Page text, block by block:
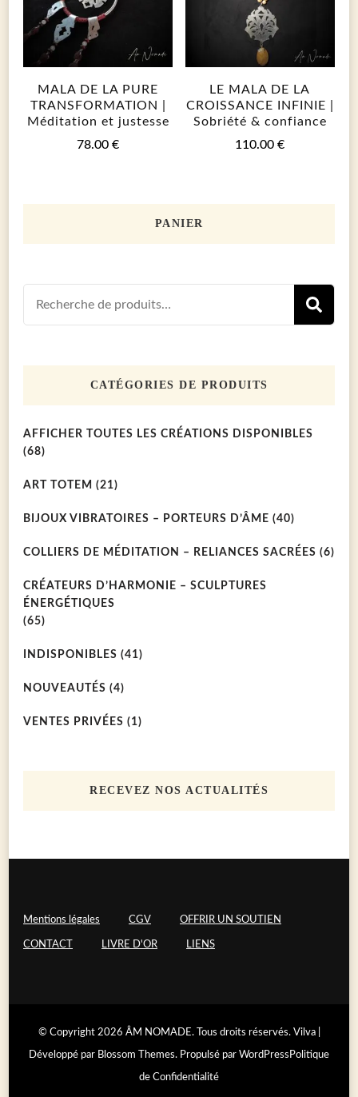
MALA DE LA PURE
TRANSFORMATION |
Méditation et justesse
78.00€
LE MALA DE LA
CROISSANCE INFINIE |
Sobriété & confiance
110.00€
PANIER
pour :
CATÉGORIES DE PRODUITS
AFFICHER TOUTES LES CRÉATIONS DISPONIBLES
(68)
ART TOTEM (21)
BIJOUX VIBRATOIRES – PORTEURS D’ÂME (40)
COLLIERS DE MÉDITATION – RELIANCES SACRÉES (6)
CRÉATEURS D’HARMONIE – SCULPTURES
ÉNERGÉTIQUES
(65)
INDISPONIBLES (41)
NOUVEAUTÉS (4)
VENTES PRIVÉES (1)
RECEVEZ NOS ACTUALITÉS
Mentions légales CGV OFFRIR UN SOUTIEN
CONTACT LIVRE D'OR LIENS
© Copyright 2026 ÂM NOMADE. Tous droits réservés. Vilva |
Développé par Blossom Themes. Propulsé par WordPress Politique
de Confidentialité